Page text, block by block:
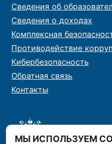
МЫ ИСПОЛЬЗУЕМ
Сведения об
Сведения о доходах
Комплексная
Противодействие
Кибербезопасность
Обратная связь
Контакты